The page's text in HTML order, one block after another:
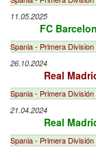
11.05.2025
FC
Spania - Primera Division
26.10.2024
Real
Spania - Primera
21.04.2024
Real
Spania - Primera División